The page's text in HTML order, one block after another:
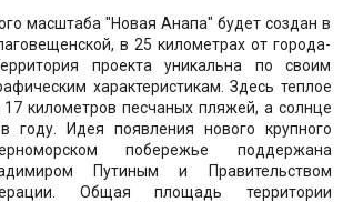
масштаба "Новая Анапа" будет создан в
в 25 километрах от города-
проекта уникальна по своим
характеристикам. Здесь теплое
17 километров песчаных пляжей, а солнце
году. Идея появления нового крупного
побережье поддержана
Путиным и Правительством
Общая площадь территории